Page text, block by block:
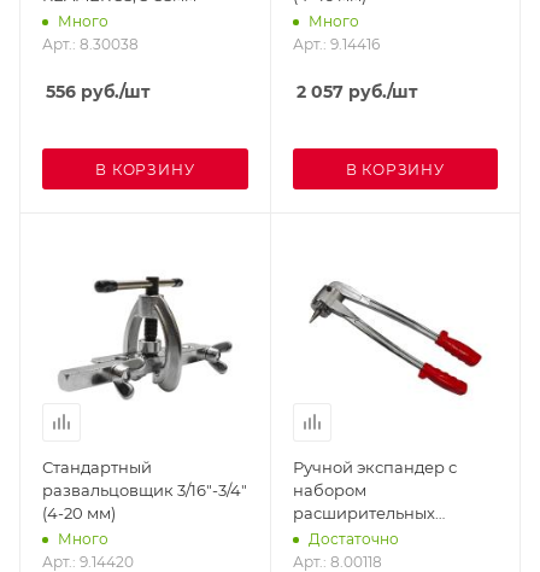
Много
Арт.: 8.30038
556 руб./шт
В КОРЗИНУ
Много
Арт.: 9.14416
2 057руб./шт
В КОРЗИНУ
Стандартный
развальцовщик 3/16"-3/4"
(4-20 мм)
Много
Арт.: 9.14420
Ручной экспандер с
набором
расширительных
головок для медных труб
3/8"-1.1/8" в ящике
Достаточно
Арт.: 8.00118